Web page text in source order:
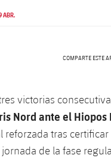
ABR.
COMPARTE ESTE
victorias
Nord ante el
reforzada tras
de la fase